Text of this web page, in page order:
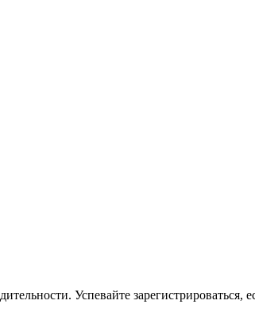
Успевайте зарегистрироваться,